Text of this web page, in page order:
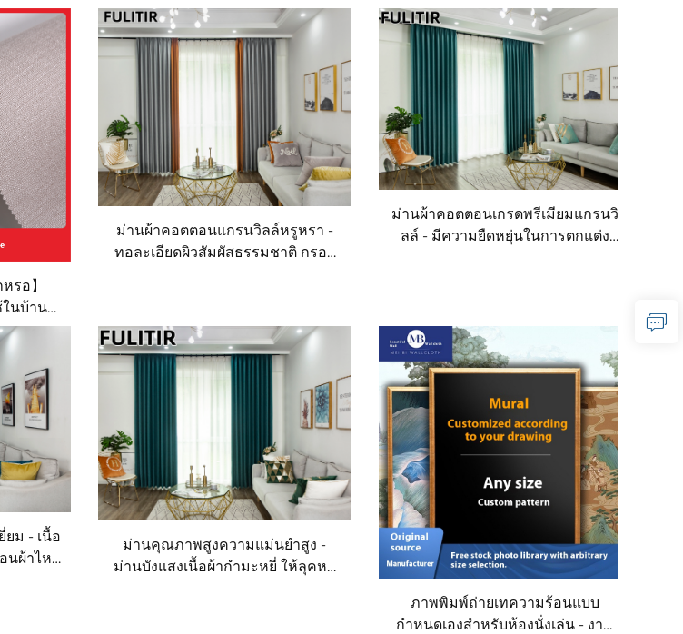
ละการ
วกรรม
าดใหญ่
สำหรับอาคารสำนักงานและห้าง
สรรพสินค้า วัสดุตกแต่งผนังที่ทนต่อ
รอยขีดข่วนและการเสียดสี เหมาะ
สำหรับติดตั้งในพื้นที่กว้าง
หน่วงไฟ สำหรับโครงการโรงแรม
และเกสต์เฮาส์ วัสดุตกแต่งผนังที่ทน
ต่อการขีดข่วนและการเสื่อมสภาพ
เหมาะสำหรับติดตั้งในพื้นที่ขนาดใหญ่
รอ】
ในบ้าน
น) -
มินิมอล
ดง่าย
ม่านผ้าคอตตอนแกรนวิลล์หรูหรา -
ทอละเอียดผิวสัมผัสธรรมชาติ กรอง
ม่านผ้าคอตตอนเกรดพรีเมียมแกรนวิ
ลล์ - มีความยืดหยุ่นในการตกแต่ง
ยม - เนื้อ
นผ้าไหม
ม่านคุณภาพสูงความแม่นยำสูง -
ม่านบังแสงเนื้อผ้ากำมะหยี่ ให้ลุคหรู
ภาพพิมพ์ถ่ายเทความร้อนแบบ
กำหนดเองสำหรับห้องนั่งเล่น - งาน